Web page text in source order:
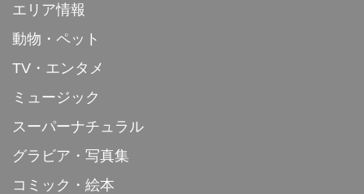
エリア情報
動物・ペット
TV・エンタメ
ミュージック
スーパーナチュラル
グラビア・写真集
コミック・絵本